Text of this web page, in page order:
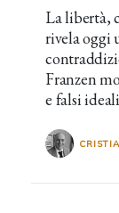
La libertà,
rivela oggi
Franzen
e falsi